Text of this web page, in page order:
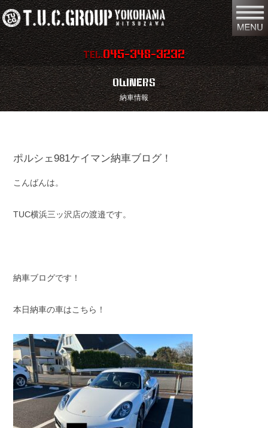
TEL.045-348-3232
在庫車両情報 店舗情報
保証内容 地図
スタッフ紹介 お問い合わせ
特別作業
買取無料査定
ホーム
OWNERS
納車情報
ポルシェ981ケイマン納車ブログ！
こんばんは。
TUC横浜三ッ沢店の渡邉です。
納車ブログです！
本日納車の車はこちら！